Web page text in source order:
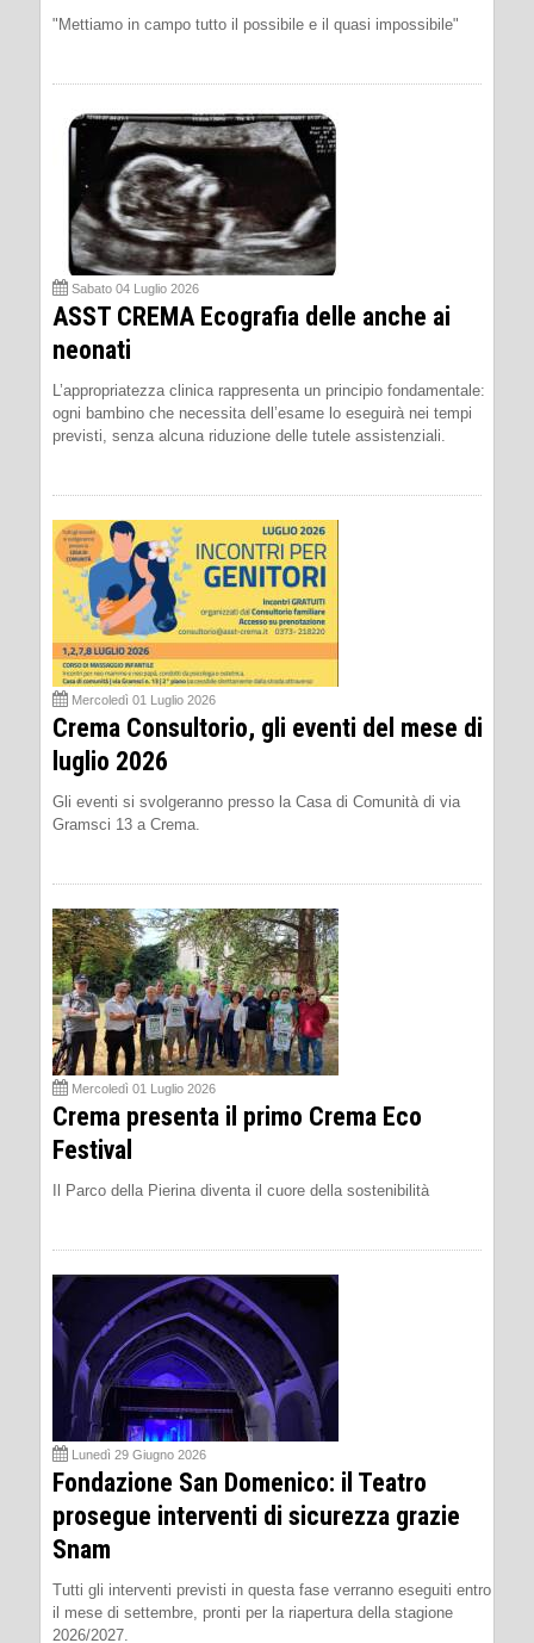
"Mettiamo in campo tutto il possibile e il quasi impossibile"
Sabato 04 Luglio 2026
ASST CREMA Ecografia delle anche ai
neonati
L’appropriatezza clinica rappresenta un principio fondamentale:
ogni bambino che necessita dell’esame lo eseguirà nei tempi
previsti, senza alcuna riduzione delle tutele assistenziali.
Mercoledì 01 Luglio 2026
Crema Consultorio, gli eventi del mese di
luglio 2026
Gli eventi si svolgeranno presso la Casa di Comunità di via
Gramsci 13 a Crema.
Mercoledì 01 Luglio 2026
Crema presenta il primo Crema Eco
Festival
Il Parco della Pierina diventa il cuore della sostenibilità
Lunedì 29 Giugno 2026
Fondazione San Domenico: il Teatro
prosegue interventi di sicurezza grazie
Snam
Tutti gli interventi previsti in questa fase verranno eseguiti entro
il mese di settembre, pronti per la riapertura della stagione
2026/2027.